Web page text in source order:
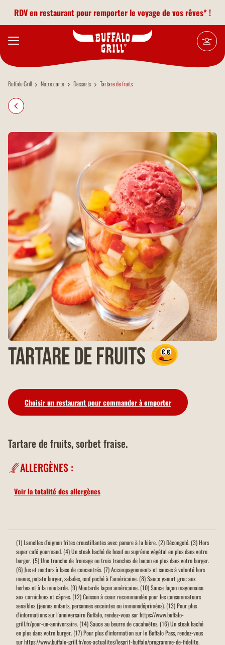
RDV en restaurant pour remporter le voyage de vos rêves* !
Buffalo Grill Notre carte Desserts Tartare de fruits
Tartare de fruits
Choisir un restaurant pour commander à emporter
Tartare de fruits, sorbet fraise.
ALLERGÈNES :
Voir la totalité des allergènes
(1) Lamelles d'oignon frites croustillantes avec panure à la bière. (2) Décongelé. (3) Hors
super café gourmand. (4) Un steak haché de bœuf ou suprême végétal en plus dans votre
burger. (5) Une tranche de fromage ou trois tranches de bacon en plus dans votre burger.
(6) Jus et nectars à base de concentrés. (7) Accompagnements et sauces à volonté hors
menus, potato burger, salades, œuf poché à l'américaine. (8) Sauce yaourt grec aux
herbes et à la moutarde. (9) Moutarde façon américaine. (10) Sauce façon mayonnaise
aux cornichons et câpres. (12) Cuisson à cœur recommandée pour les consommateurs
sensibles (jeunes enfants, personnes enceintes ou immunodéprimées). (13) Pour plus
d'informations sur l'anniversaire Buffalo, rendez-vous sur https://www.buffalo-
grill.fr/pour-un-anniversaire. (14) Sauce au beurre de cacahuètes. (16) Un steak haché
en plus dans votre burger. (17) Pour plus d'information sur le Buffalo Pass, rendez-vous
surhttps://www.buffalo-grill.fr/nos-actualites/lesprit-buffalo/programme-de-fidelite.